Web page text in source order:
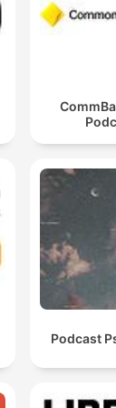
Podcast